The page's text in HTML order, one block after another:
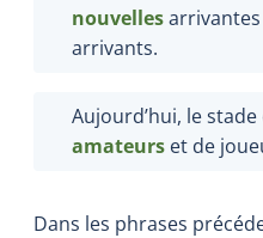
nouvellesarrivantes
arrivants.
Aujourd’hui, le
amateurs et de
Dans les phrases